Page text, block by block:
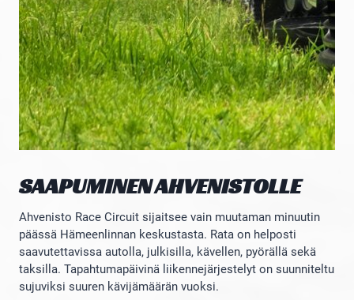
SAAPUMINEN AHVENISTOLLE
Ahvenisto Race Circuit sijaitsee vain muutaman minuutin
päässä Hämeenlinnan keskustasta. Rata on helposti
saavutettavissa autolla, julkisilla, kävellen, pyörällä sekä
taksilla. Tapahtumapäivinä liikennejärjestelyt on suunniteltu
sujuviksi suuren kävijämäärän vuoksi.